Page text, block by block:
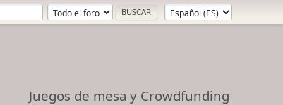
Juegos de mesa y Crowdfunding